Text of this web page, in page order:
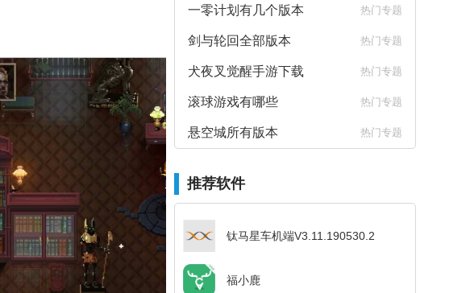
一零计划有几个版本 热门专题
剑与轮回全部版本 热门专题
犬夜叉觉醒手游下载 热门专题
滚球游戏有哪些 热门专题
悬空城所有版本 热门专题
推荐软件
钛马星车机端V3.11.190530.2
福小鹿